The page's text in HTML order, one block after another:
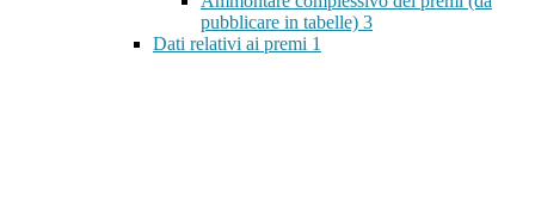
pubblicare in tabelle) 3
Dati relativi ai premi 1